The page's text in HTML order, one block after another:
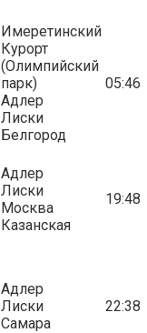
Имеретинский
Курорт
(Олимпийский
парк)
Адлер
Лиски
Белгород
05:46
Адлер
Лиски
Москва
Казанская
19:48
Адлер
Лиски
Самара
22:38